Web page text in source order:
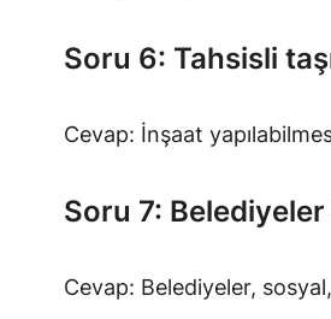
Soru 6: Tahsisli
Cevap: İnşaat
Soru 7:
Cevap: Belediyeler,